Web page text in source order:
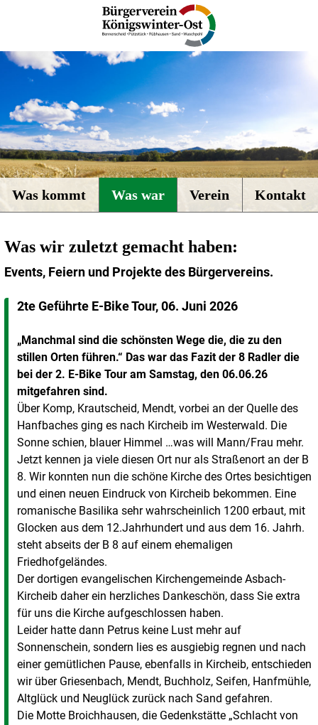
Was kommt Was war Verein Kontakt
Was wir zuletzt gemacht haben:
Events, Feiern und Projekte des Bürgervereins.
2te Geführte E-Bike Tour, 06. Juni 2026
„Manchmal sind die schönsten Wege die, die zu den
stillen Orten führen.“ Das war das Fazit der 8 Radler die
bei der 2. E-Bike Tour am Samstag, den 06.06.26
mitgefahren sind.
Über Komp, Krautscheid, Mendt, vorbei an der Quelle des
Hanfbaches ging es nach Kircheib im Westerwald. Die
Sonne schien, blauer Himmel …was will Mann/Frau mehr.
Jetzt kennen ja viele diesen Ort nur als Straßenort an der B
8. Wir konnten nun die schöne Kirche des Ortes besichtigen
und einen neuen Eindruck von Kircheib bekommen. Eine
romanische Basilika sehr wahrscheinlich 1200 erbaut, mit
Glocken aus dem 12.Jahrhundert und aus dem 16. Jahrh.
steht abseits der B 8 auf einem ehemaligen
Friedhofgeländes.
Der dortigen evangelischen Kirchengemeinde Asbach-
Kircheib daher ein herzliches Dankeschön, dass Sie extra
für uns die Kirche aufgeschlossen haben.
Leider hatte dann Petrus keine Lust mehr auf
Sonnenschein, sondern lies es ausgiebig regnen und nach
einer gemütlichen Pause, ebenfalls in Kircheib, entschieden
wir über Griesenbach, Mendt, Buchholz, Seifen, Hanfmühle,
Altglück und Neuglück zurück nach Sand gefahren.
Die Motte Broichhausen, die Gedenkstätte „Schlacht von